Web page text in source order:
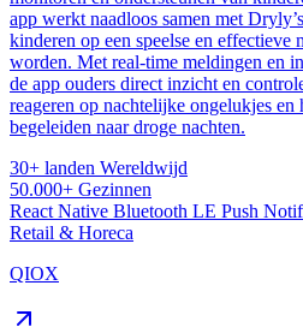
app werkt naadloos samen met
kinderen op een speelse en effectieve
worden. Met real-time meldingen en
de app ouders direct inzicht en
reageren op nachtelijke ongelukjes en
begeleiden naar droge nachten​.
30+ landen Wereldwijd
50.000+ Gezinnen
React Native Bluetooth LE Push
Retail & Horeca
QIOX